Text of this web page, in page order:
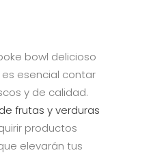
bowl delicioso
esencial contar
y de calidad.
frutas y verduras
productos
elevarán tus